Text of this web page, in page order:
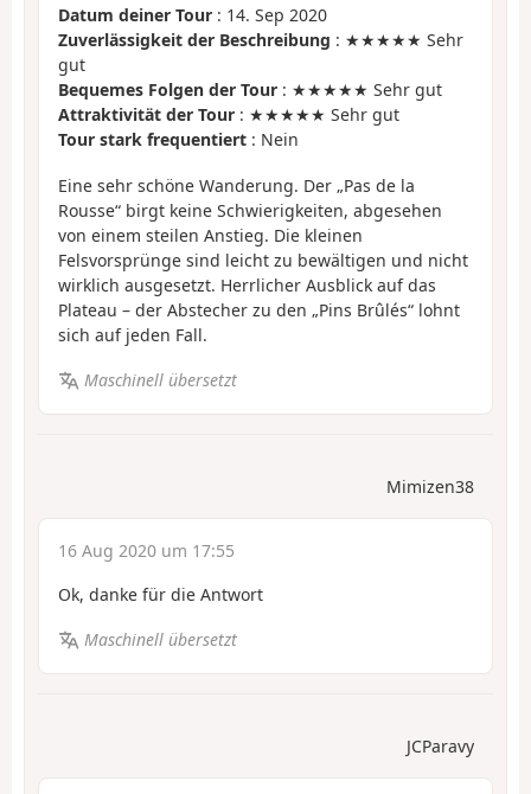
Datum deiner Tour : 14. Sep 2020
Zuverlässigkeit der Beschreibung : ★★★★★ Sehr
gut
Bequemes Folgen der Tour : ★★★★★ Sehr gut
Attraktivität der Tour : ★★★★★ Sehr gut
Tour stark frequentiert : Nein
Eine sehr schöne Wanderung. Der „Pas de la
Rousse“ birgt keine Schwierigkeiten, abgesehen
von einem steilen Anstieg. Die kleinen
Felsvorsprünge sind leicht zu bewältigen und nicht
wirklich ausgesetzt. Herrlicher Ausblick auf das
Plateau – der Abstecher zu den „Pins Brûlés“ lohnt
sich auf jeden Fall.
Maschinell übersetzt
Mimizen38
16 Aug 2020 um 17:55
Ok, danke für die Antwort
Maschinell übersetzt
JCParavy